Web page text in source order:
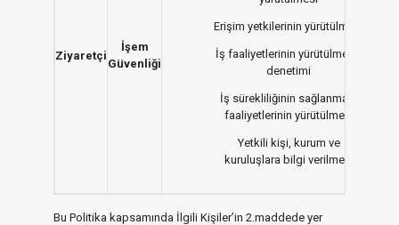
Ziyaretçi
İşem
Güvenliği
Erişim yetkilerinin yürütülmesi
İş faaliyetlerinin yürütülmesi/
denetimi
İş sürekliliğinin sağlanması
faaliyetlerinin yürütülmesi
Yetkili kişi, kurum ve
kuruluşlara bilgi verilmesi
Bu Politika kapsamında İlgili Kişiler’in 2.maddede yer